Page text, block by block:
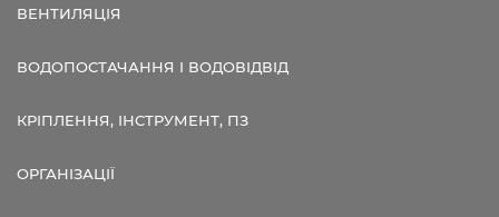
ВЕНТИЛЯЦІЯ
ВОДОПОСТАЧАННЯ І ВОДОВІДВІД
КРІПЛЕННЯ, ІНСТРУМЕНТ, ПЗ
ОРГАНІЗАЦІЇ